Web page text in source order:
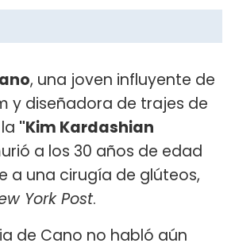
, una joven influyente de
y diseñadora de trajes de
"Kim Kardashian
a los 30 años de edad
a una cirugía de glúteos,
York Post.
de Cano no habló aún